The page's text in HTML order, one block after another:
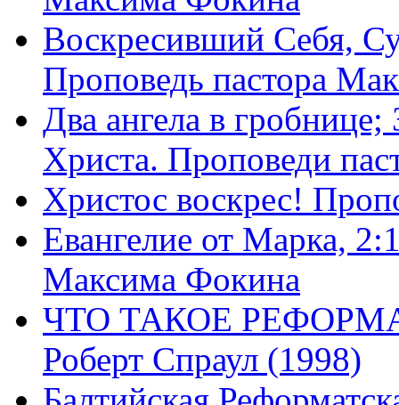
Воскресивший Себя,
Проповедь пастора
Два ангела в
Христа. Проповеди
Христос воскрес!
Евангелие от Марка,
Максима Фокина
ЧТО ТАКОЕ
Роберт Спраул (1998)